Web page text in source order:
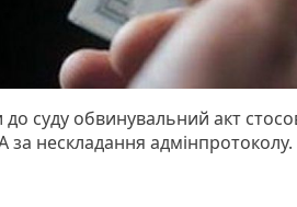
суду обвинувальний акт
нескладання адмінпротоколу.